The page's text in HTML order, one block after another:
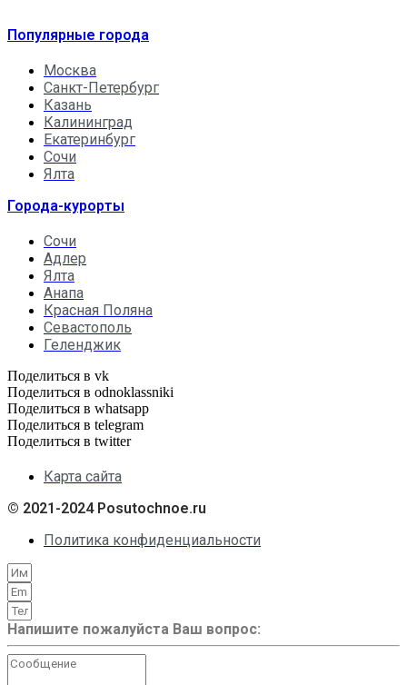
Популярные города
Москва
Санкт-Петербург
Казань
Калининград
Екатеринбург
Сочи
Ялта
Города-курорты
Сочи
Адлер
Ялта
Анапа
Красная Поляна
Севастополь
Геленджик
Поделиться в vk
Поделиться в odnoklassniki
Поделиться в whatsapp
Поделиться в telegram
Поделиться в twitter
Карта сайта
© 2021-2024 Posutochnoe.ru
Политика конфиденциальности
Напишите пожалуйста Ваш вопрос: